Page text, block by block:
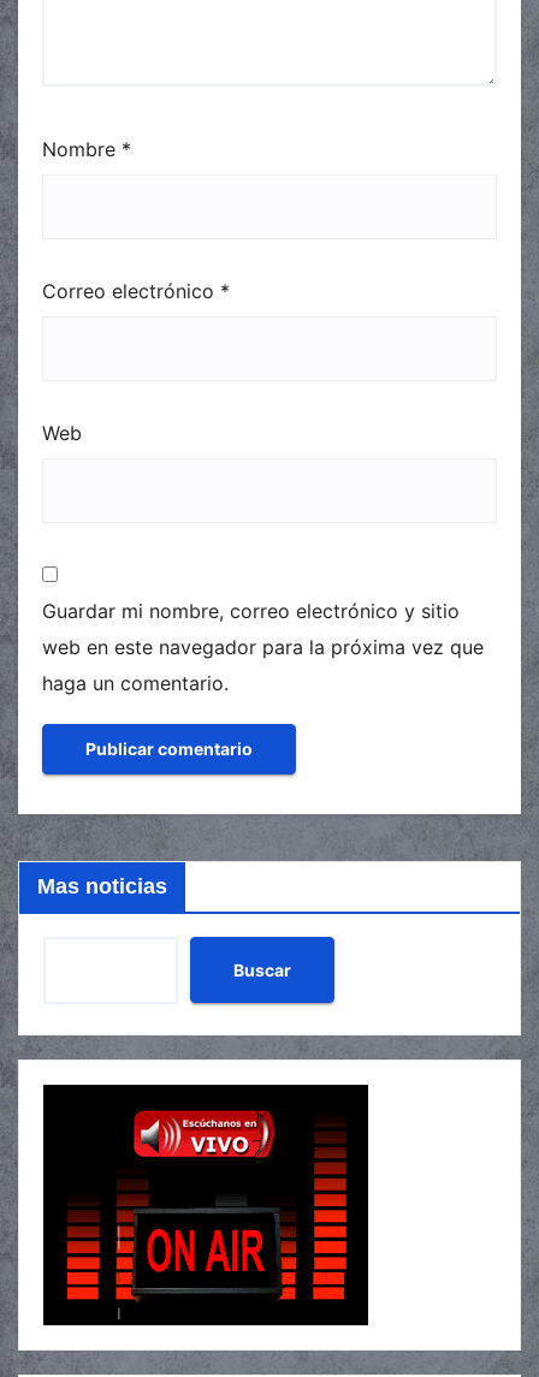
Nombre *
Correo electrónico *
Web
Guardar mi nombre, correo electrónico y sitio
web en este navegador para la próxima vez que
haga un comentario.
Mas noticias
Buscar